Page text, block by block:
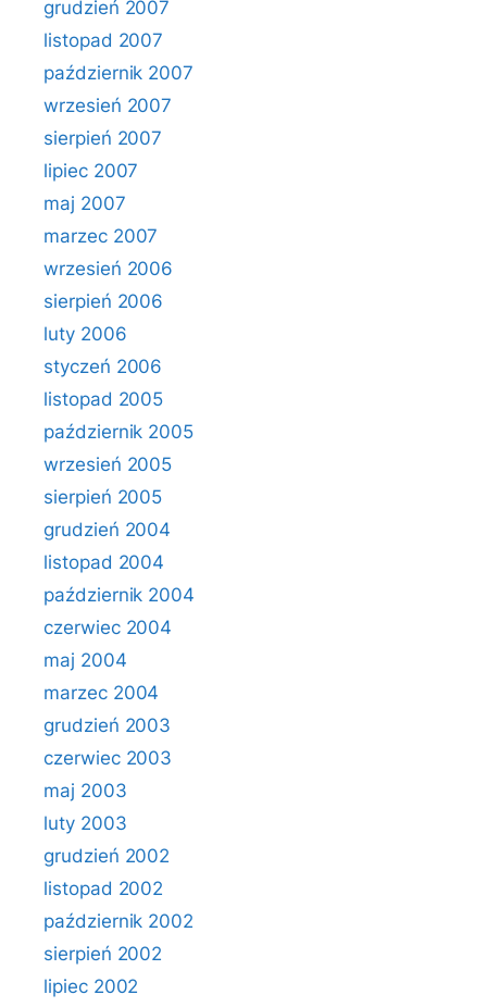
grudzień 2007
listopad 2007
październik 2007
wrzesień 2007
sierpień 2007
lipiec 2007
maj 2007
marzec 2007
wrzesień 2006
sierpień 2006
luty 2006
styczeń 2006
listopad 2005
październik 2005
wrzesień 2005
sierpień 2005
grudzień 2004
listopad 2004
październik 2004
czerwiec 2004
maj 2004
marzec 2004
grudzień 2003
czerwiec 2003
maj 2003
luty 2003
grudzień 2002
listopad 2002
październik 2002
sierpień 2002
lipiec 2002